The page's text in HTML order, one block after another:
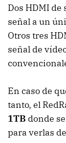
Dos HDMI de
señal a un
Otros tres
señal de
En caso de
tanto, el
1TB donde
para verlas